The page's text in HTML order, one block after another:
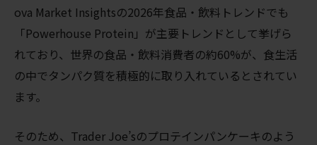
ova Market Insightsの2026年食品・飲料トレンドでも
「Powerhouse Protein」が主要トレンドとして挙げら
れており、世界の食品・飲料消費者の約60%が、食生活
の中でタンパク質を積極的に取り入れているとされてい
ます。
そのため、Trader Joe’sのプロテインパンケーキのよう